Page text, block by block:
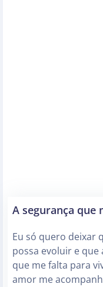
A segurança que
Eu só quero deixar
possa evoluir e que
que me falta para
amor me